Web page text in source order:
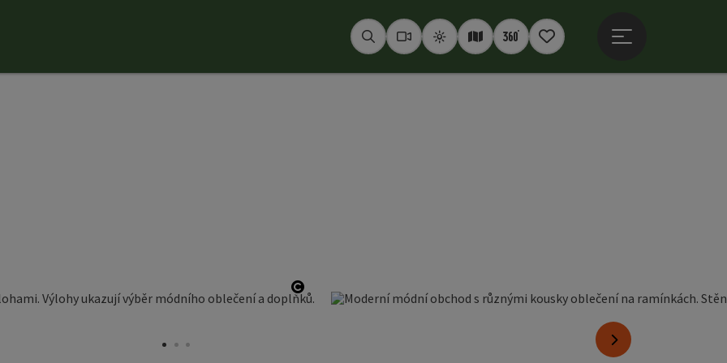
HledatWebkamery
PočasíInteraktivní mapa
360° panoramata
Poznámkový blok
otevřít copyright
nächstes Element